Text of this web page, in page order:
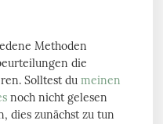
Methoden
die
Solltest dumeinen
noch nicht gelesen
dies zunächst zu tun